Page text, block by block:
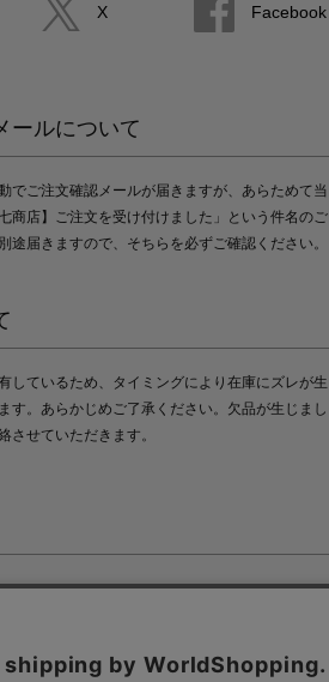
X Facebook
ールについて
でご注文確認メールが届きますが、あらためて当
商店】ご注文を受け付けました」という件名のご
途届きますので、そちらを必ずご確認ください。
しているため、タイミングにより在庫にズレが生
す。あらかじめご了承ください。欠品が生じまし
させていただきます。